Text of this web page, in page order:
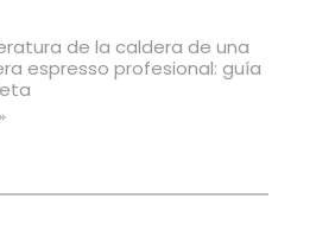
de la caldera de una
espresso profesional: guía